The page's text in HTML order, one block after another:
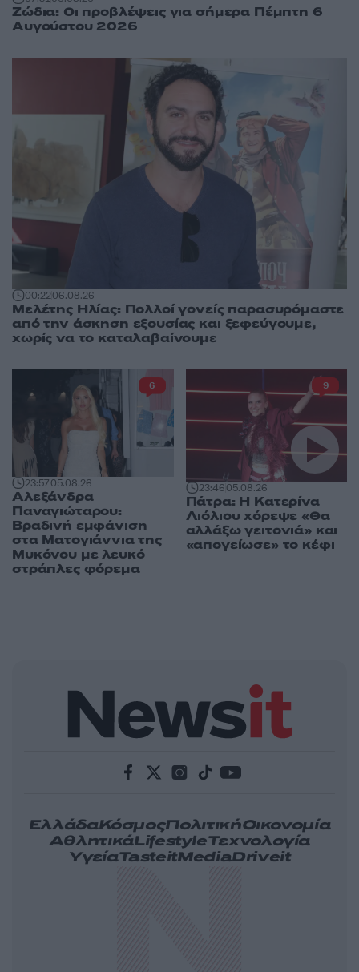
Ζώδια: Οι προβλέψεις για σήμερα Πέμπτη 6
Αυγούστου 2026
00:2206.08.26
Μελέτης Ηλίας: Πολλοί γονείς παρασυρόμαστε
από την άσκηση εξουσίας και ξεφεύγουμε,
χωρίς να το καταλαβαίνουμε
23:5705.08.26
Αλεξάνδρα
Παναγιώταρου:
Βραδινή εμφάνιση
στα Ματογιάννια της
Μυκόνου με λευκό
στράπλες φόρεμα
6
23:4605.08.26
Πάτρα: Η Κατερίνα
Λιόλιου χόρεψε «Θα
αλλάξω γειτονιά» και
«απογείωσε» το κέφι
9
ΕλλάδαΚόσμοςΠολιτικήΟικονομία
ΑθλητικάLifestyleΤεχνολογία
ΥγείαTasteitMediaDriveit